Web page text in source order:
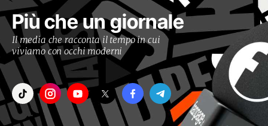
Più che un giornale
Il media che racconta il tempo in cui
viviamo con occhi moderni